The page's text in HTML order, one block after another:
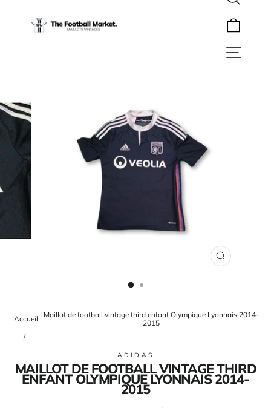
Rechercher
Navigation
FERMER
Accueil
/
Maillot de football vintage third enfant Olympique Lyonnais 2014-
2015
ADIDAS
MAILLOT DE FOOTBALL VINTAGE THIRD
ENFANT OLYMPIQUE LYONNAIS 2014-
2015